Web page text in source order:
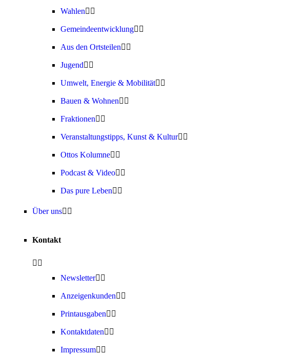
Wahlen
Gemeindeentwicklung
Aus den Ortsteilen
Jugend
Umwelt, Energie & Mobilität
Bauen & Wohnen
Fraktionen
Veranstaltungstipps, Kunst & Kultur
Ottos Kolumne
Podcast & Video
Das pure Leben
Über uns
Kontakt
Newsletter
Anzeigenkunden
Printausgaben
Kontaktdaten
Impressum